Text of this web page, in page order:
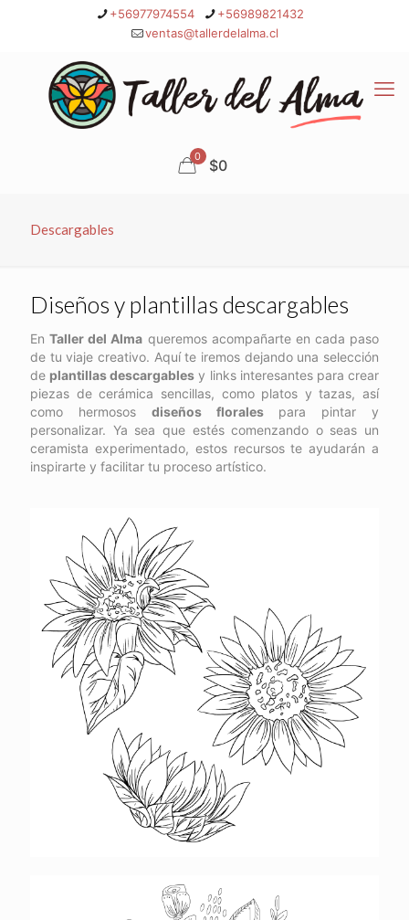
+56977974554
+56989821432
ventas@tallerdelalma.cl
0 $0
Descargables
Diseños y plantillas descargables
EnTaller del Alma queremos acompañarte en cada paso
de tu viaje creativo. Aquí te iremos dejando una selección
de plantillas descargables y links interesantes para crear
piezas de cerámica sencillas, como platos y tazas, así
como hermosos diseños florales para pintar y
personalizar. Ya sea que estés comenzando o seas un
ceramista experimentado, estos recursos te ayudarán a
inspirarte y facilitar tu proceso artístico.